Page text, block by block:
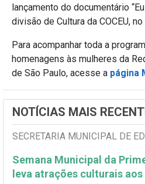
lançamento do documentário
divisão de Cultura da COCEU, no
Para acompanhar toda a
homenagens às mulheres da
de São Paulo, acesse a página
NOTÍCIAS MAIS
SECRETARIA MUNICIPAL DE
Semana Municipal da
leva atrações culturais aos